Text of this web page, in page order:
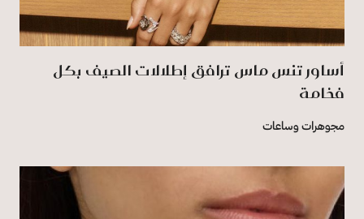
أساور تنس ماس ترافق إطلالات الصيف بكل
فخامة
مجوهرات وساعات